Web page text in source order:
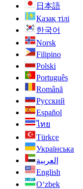
日本語
Қазақ тілі
한국어
Norsk
Filipino
Polski
Português
Română
Русский
Español
ไทย
Türkçe
Українська
العربية
English
O‘zbek